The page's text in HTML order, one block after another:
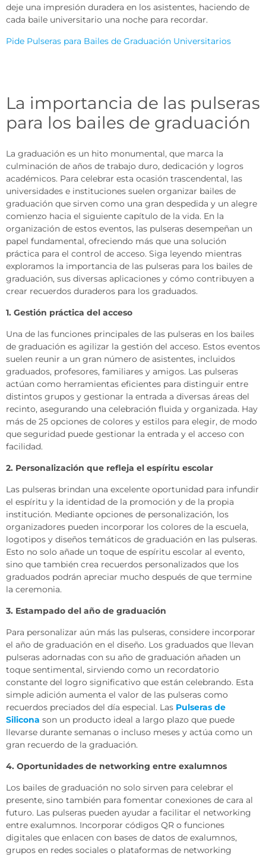
deje una impresión duradera en los asistentes, haciendo de
cada baile universitario una noche para recordar.
Pide Pulseras para Bailes de Graduación Universitarios
La importancia de las pulseras
para los bailes de graduación
La graduación es un hito monumental, que marca la
culminación de años de trabajo duro, dedicación y logros
académicos. Para celebrar esta ocasión trascendental, las
universidades e instituciones suelen organizar bailes de
graduación que sirven como una gran despedida y un alegre
comienzo hacia el siguiente capítulo de la vida. En la
organización de estos eventos, las pulseras desempeñan un
papel fundamental, ofreciendo más que una solución
práctica para el control de acceso. Siga leyendo mientras
exploramos la importancia de las pulseras para los bailes de
graduación, sus diversas aplicaciones y cómo contribuyen a
crear recuerdos duraderos para los graduados.
1. Gestión práctica del acceso
Una de las funciones principales de las pulseras en los bailes
de graduación es agilizar la gestión del acceso. Estos eventos
suelen reunir a un gran número de asistentes, incluidos
graduados, profesores, familiares y amigos. Las pulseras
actúan como herramientas eficientes para distinguir entre
distintos grupos y gestionar la entrada a diversas áreas del
recinto, asegurando una celebración fluida y organizada. Hay
más de 25 opciones de colores y estilos para elegir, de modo
que seguridad puede gestionar la entrada y el acceso con
facilidad.
2. Personalización que refleja el espíritu escolar
Las pulseras brindan una excelente oportunidad para infundir
el espíritu y la identidad de la promoción y de la propia
institución. Mediante opciones de personalización, los
organizadores pueden incorporar los colores de la escuela,
logotipos y diseños temáticos de graduación en las pulseras.
Esto no solo añade un toque de espíritu escolar al evento,
sino que también crea recuerdos personalizados que los
graduados podrán apreciar mucho después de que termine
la ceremonia.
3. Estampado del año de graduación
Para personalizar aún más las pulseras, considere incorporar
el año de graduación en el diseño. Los graduados que llevan
pulseras adornadas con su año de graduación añaden un
toque sentimental, sirviendo como un recordatorio
constante del logro significativo que están celebrando. Esta
simple adición aumenta el valor de las pulseras como
recuerdos preciados del día especial. Las Pulseras de
Silicona son un producto ideal a largo plazo que puede
llevarse durante semanas o incluso meses y actúa como un
gran recuerdo de la graduación.
4. Oportunidades de networking entre exalumnos
Los bailes de graduación no solo sirven para celebrar el
presente, sino también para fomentar conexiones de cara al
futuro. Las pulseras pueden ayudar a facilitar el networking
entre exalumnos. Incorporar códigos QR o funciones
digitales que enlacen con bases de datos de exalumnos,
grupos en redes sociales o plataformas de networking